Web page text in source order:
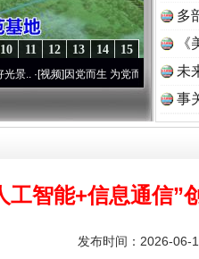
15
14
13
12
11
10
]因党而生 为党而战——百年“纪”事⑧加
多
未
事
工智能+信息通信”
发布时间：2026-06-